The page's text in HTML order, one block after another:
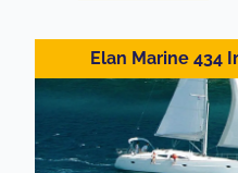
Elan Marine 434